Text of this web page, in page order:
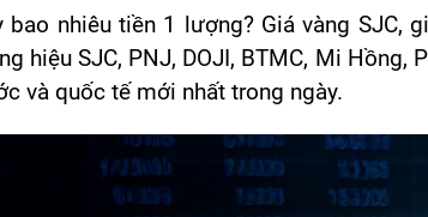
bao nhiêu tiền 1 lượng? Giá vàng SJC,
hiệu SJC, PNJ, DOJI, BTMC, Mi Hồng,
và quốc tế mới nhất trong ngày.